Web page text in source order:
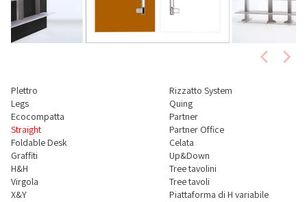
Plettro
Legs
Ecocompatta
Straight
Foldable Desk
Graffiti
H&H
Virgola
X&Y
Rizzatto System
Quing
Partner
Partner Office
Celata
Up&Down
Tree tavolini
Tree tavoli
Piattaforma di H variabile